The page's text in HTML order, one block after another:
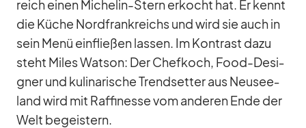
reich ei­nen Mi­che­lin-Stern er­kocht hat. Er kennt
die Kü­che Nord­frank­reichs und wird sie auch in
sein Menü ein­flie­ßen las­sen. Im Kon­trast dazu
steht Mi­les Wat­son: Der Chef­koch, Food-De­si­
gner und ku­li­na­ri­sche Trend­set­ter aus Neu­see­
land wird mit Raf­fi­nesse vom an­de­ren Ende der
Welt be­geis­tern.